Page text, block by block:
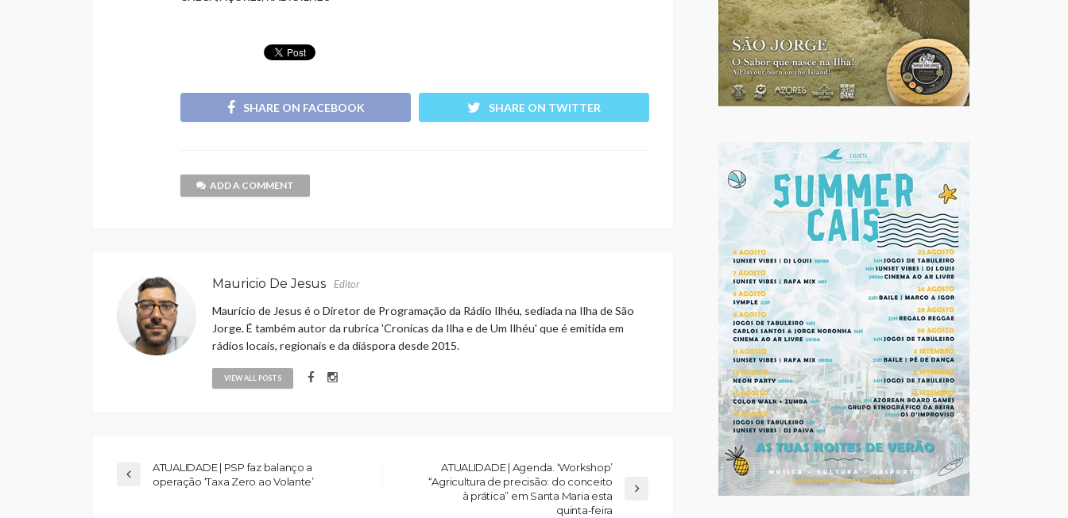
SHARE ON FACEBOOK SHARE ON TWITTER
ADD A COMMENT
Mauricio De Jesus Editor
Maurício de Jesus é o Diretor de Programação da Rádio Ilhéu, sediada na Ilha de São
Jorge. É também autor da rubrica 'Cronicas da Ilha e de Um Ilhéu' que é emitida em
rádios locais, regionais e da diáspora desde 2015.
VIEW ALL POSTS
ATUALIDADE | PSP faz balanço a
operação ‘Taxa Zero ao Volante’
ATUALIDADE | Agenda. ‘Workshop’
“Agricultura de precisão: do conceito
à prática” em Santa Maria esta
quinta-feira